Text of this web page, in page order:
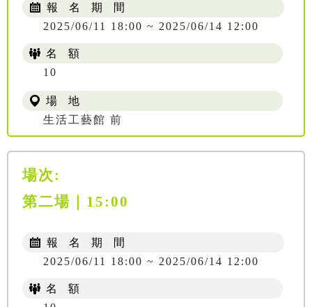
報 名 期 間
2025/06/11 18:00 ~ 2025/06/14 12:00
名 額
10
場 地
生活工藝館 前
場次:
第二場｜15:00
報 名 期 間
2025/06/11 18:00 ~ 2025/06/14 12:00
名 額